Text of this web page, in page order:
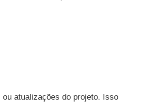
atualizações do projeto. Isso